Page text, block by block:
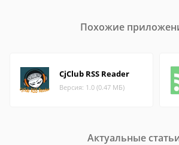
Похожие
CjClub RSS Reader
Версия: 1.0 (0.47 МБ)
Актуальные